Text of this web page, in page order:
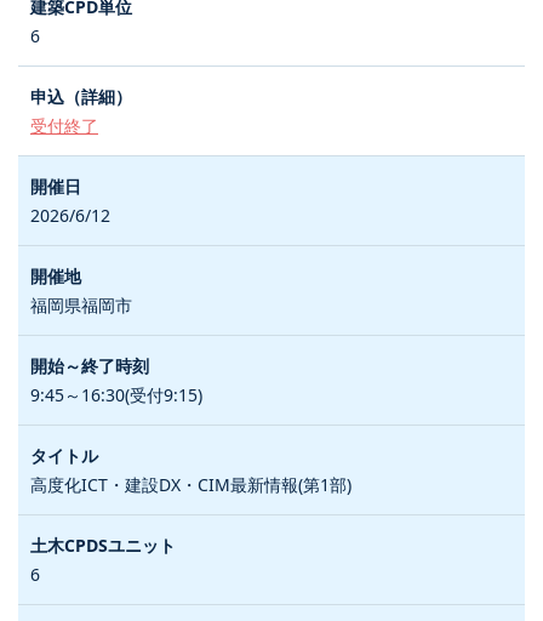
6
受付終了
2026/6/12
福岡県福岡市
9:45～16:30(受付9:15)
高度化ICT・建設DX・CIM最新情報(第1部)
6